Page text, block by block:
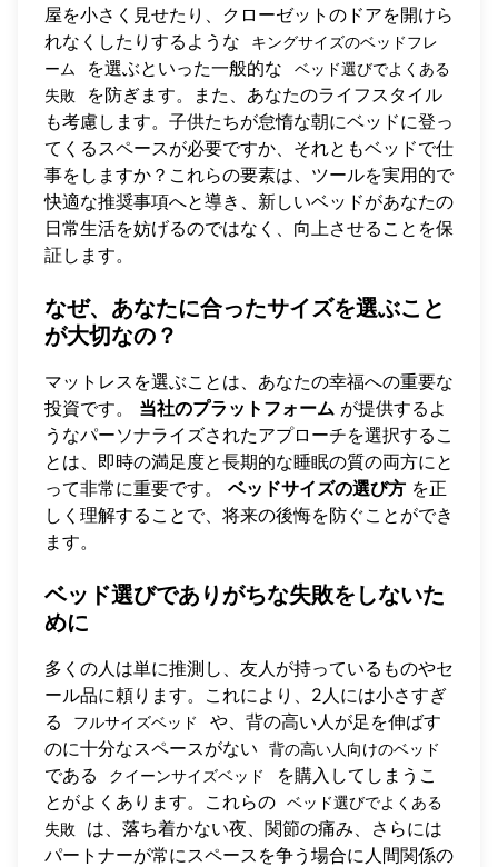
屋を小さく見せたり、クローゼットのドアを開けら
れなくしたりするような
キングサイズのベッドフレ
ーム
を選ぶといった一般的な
ベッド選びでよくある
失敗
を防ぎます。また、あなたのライフスタイル
も考慮します。子供たちが怠惰な朝にベッドに登っ
てくるスペースが必要ですか、それともベッドで仕
事をしますか？これらの要素は、ツールを実用的で
快適な推奨事項へと導き、新しいベッドがあなたの
日常生活を妨げるのではなく、向上させることを保
証します。
なぜ、あなたに合ったサイズを選ぶこと
が大切なの？
マットレスを選ぶことは、あなたの幸福への重要な
投資です。 当社のプラットフォーム が提供するよ
うなパーソナライズされたアプローチを選択するこ
とは、即時の満足度と長期的な睡眠の質の両方にと
って非常に重要です。 ベッドサイズの選び方 を正
しく理解することで、将来の後悔を防ぐことができ
ます。
ベッド選びでありがちな失敗をしないた
めに
多くの人は単に推測し、友人が持っているものやセ
ール品に頼ります。これにより、2人には小さすぎ
る
フルサイズベッド
や、背の高い人が足を伸ばす
のに十分なスペースがない
背の高い人向けのベッド
である クイーンサイズベッド
を購入してしまうこ
とがよくあります。これらの
ベッド選びでよくある
失敗
は、落ち着かない夜、関節の痛み、さらには
パートナーが常にスペースを争う場合に人間関係の